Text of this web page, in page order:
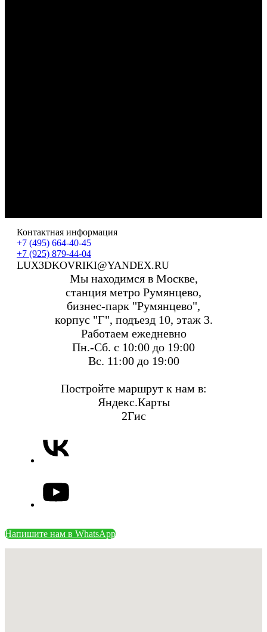
Контактная информация
+7 (495) 664-40-45
+7 (925) 879-44-04
LUX3DKOVRIKI@YANDEX.RU
Мы находимся в Москве,
станция метро Румянцево,
бизнес-парк "Румянцево",
корпус "Г", подъезд 10, этаж 3.
Работаем ежедневно
Пн.-Сб. с 10:00 до 19:00
Вс. 11:00 до 19:00
Постройте маршрут к нам в:
Яндекс.Карты
2Гис
Напишите нам в WhatsApp